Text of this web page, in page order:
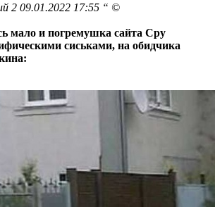
2 09.01.2022 17:55 “ ©
мало и погремушка сайта Сру
сиськами, на обидчика